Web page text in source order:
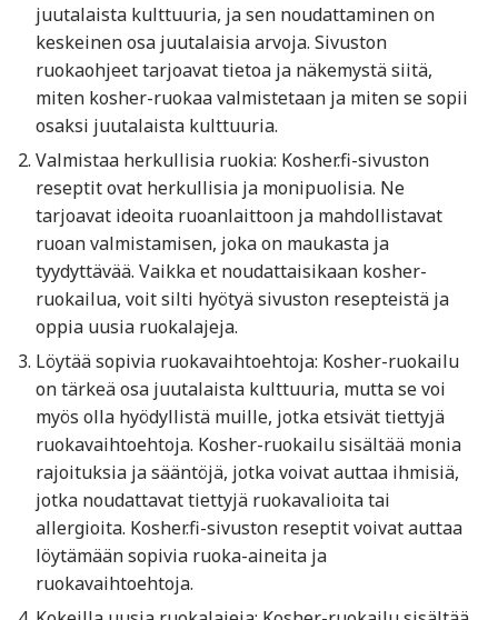
juutalaista kulttuuria, ja sen noudattaminen on
keskeinen osa juutalaisia arvoja. Sivuston
ruokaohjeet tarjoavat tietoa ja näkemystä siitä,
miten kosher-ruokaa valmistetaan ja miten se sopii
osaksi juutalaista kulttuuria.
Valmistaa herkullisia ruokia: Kosher.fi-sivuston
reseptit ovat herkullisia ja monipuolisia. Ne
tarjoavat ideoita ruoanlaittoon ja mahdollistavat
ruoan valmistamisen, joka on maukasta ja
tyydyttävää. Vaikka et noudattaisikaan kosher-
ruokailua, voit silti hyötyä sivuston resepteistä ja
oppia uusia ruokalajeja.
Löytää sopivia ruokavaihtoehtoja: Kosher-ruokailu
on tärkeä osa juutalaista kulttuuria, mutta se voi
myös olla hyödyllistä muille, jotka etsivät tiettyjä
ruokavaihtoehtoja. Kosher-ruokailu sisältää monia
rajoituksia ja sääntöjä, jotka voivat auttaa ihmisiä,
jotka noudattavat tiettyjä ruokavalioita tai
allergioita. Kosher.fi-sivuston reseptit voivat auttaa
löytämään sopivia ruoka-aineita ja
ruokavaihtoehtoja.